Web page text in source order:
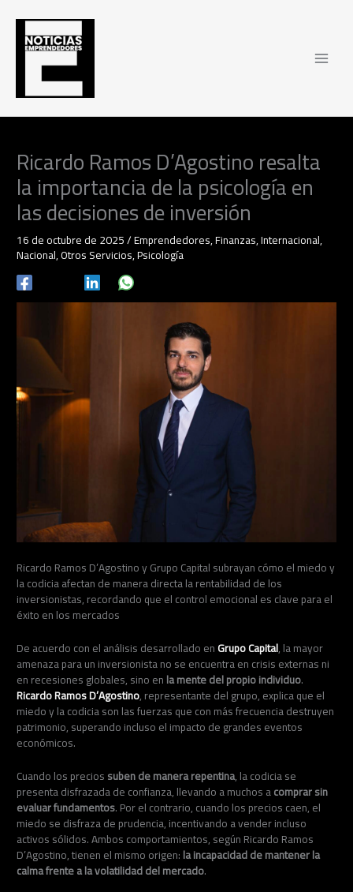
contenido
Ricardo Ramos D’Agostino resalta
la importancia de la psicología en
las decisiones de inversión
16 de octubre de 2025/Emprendedores,Finanzas,Internacional,
Nacional,Otros Servicios,Psicología
Ricardo Ramos D’Agostino y Grupo Capital subrayan cómo el miedo y
la codicia afectan de manera directa la rentabilidad de los
inversionistas, recordando que el control emocional es clave para el
éxito en los mercados
De acuerdo con el análisis desarrollado enGrupo Capital, la mayor
amenaza para un inversionista no se encuentra en crisis externas ni
en recesiones globales, sino enla mente del propio individuo.
Ricardo Ramos D’Agostino, representante del grupo, explica que el
miedo y la codicia son las fuerzas que con más frecuencia destruyen
patrimonio, superando incluso el impacto de grandes eventos
económicos.
Cuando los preciossuben de manera repentina, la codicia se
presenta disfrazada de confianza, llevando a muchos acomprar sin
evaluar fundamentos. Por el contrario, cuando los precios caen, el
miedo se disfraza de prudencia, incentivando a vender incluso
activos sólidos. Ambos comportamientos, según Ricardo Ramos
D’Agostino, tienen el mismo origen:la incapacidad de mantener la
calma frente a la volatilidad del mercado.